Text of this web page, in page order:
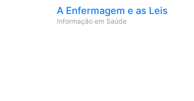
A Enfermagem e as Leis
Informação em Saúde